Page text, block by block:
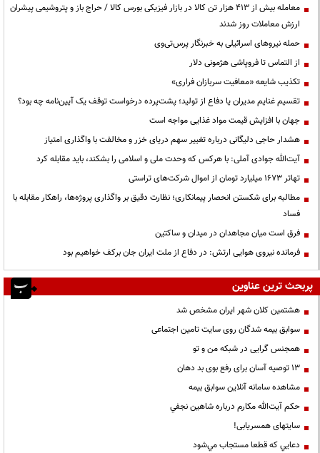
معامله بیش از ۴۱۳ هزار تن کالا در بازار فیزیکی بورس کالا / حراج باز و پتروشیمی پیشران
ارزش معاملات روز شدند
حمله نیروهای اسرائیلی به خبرنگار پرس‌تی‌وی
از التماس تا فروپاشی هژمونی دلار
تکذیب شایعه «معافیت سربازان فراری»
تقسیم غنایم مدیران یا دفاع از تولید؛ پشت‌پرده درخواست توقف یک آیین‌نامه چه بود؟
جهان با افزایش قیمت مواد غذایی مواجه است
هشدار حاجی دلیگانی درباره تغییر سهم دریای خزر و مخالفت با واگذاری امتیاز
آیت‌الله جوادی آملی: با هرکس که وحدت ملی و اسلامی را بشکند، باید مقابله کرد
تهاتر ۱۶۷۳ میلیارد تومان از اموال شرکت‌های تراستی
مطالبه برای شکستن انحصار پیمانکاری؛ نظارت دقیق بر واگذاری پروژه‌ها، راهکار مقابله با
فساد
فرق است میان مجاهدان در میدان و ساکتین
فرمانده نیروی هوایی ارتش: در دفاع از ملت ایران جان برکف خواهیم بود
پربحث ترین عناوین
هشتمین کلان شهر ایران مشخص شد
سوابق بیمه شدگان روی سایت تامین اجتماعی
همجنس گرایی در شبکه من و تو
13 توصیه آسان برای رفع بوی بد دهان
مشاهده سامانه آنلاين سوابق بیمه
حكم آيت‌الله مكارم درباره شاهين نجفي
سایتهای همسریابی!
دعايي كه قطعا مستجاب مي‌شود